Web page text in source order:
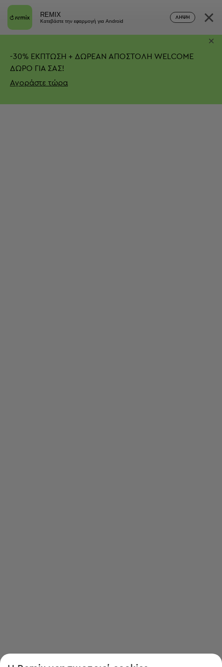
REMIX
Κατεβάστε την εφαρμογή για Android
ΛΉΨΗ ×
-30% ΕΚΠΤΩΣΗ + ΔΩΡΕΑΝ ΑΠΟΣΤΟΛΗ WELCOME
ΔΩΡΟ ΓΙΑ ΣΑΣ!
Αγοράστε τώρα
×